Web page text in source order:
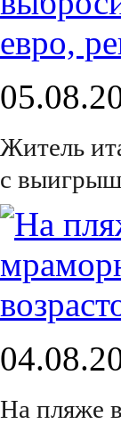
Житель
с
На пляже